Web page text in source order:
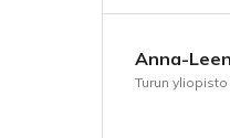
Anna-
Turun yliopisto